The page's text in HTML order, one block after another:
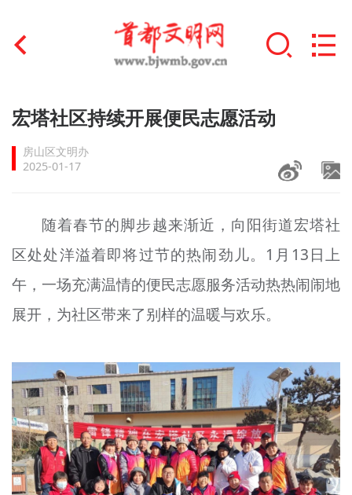
首页
文明创建
文明培育
+
未成年人思想道德建设
榜样人物
+
文明评论
北京宣传文化引导基金
宣传思想文化人才
专题
宏塔社区持续开展便民志愿活动
房山区文明办
2025-01-17
随着春节的脚步越来渐近，向阳街道宏塔社
区处处洋溢着即将过节的热闹劲儿。1月13日上
午，一场充满温情的便民志愿服务活动热热闹闹地
展开，为社区带来了别样的温暖与欢乐。